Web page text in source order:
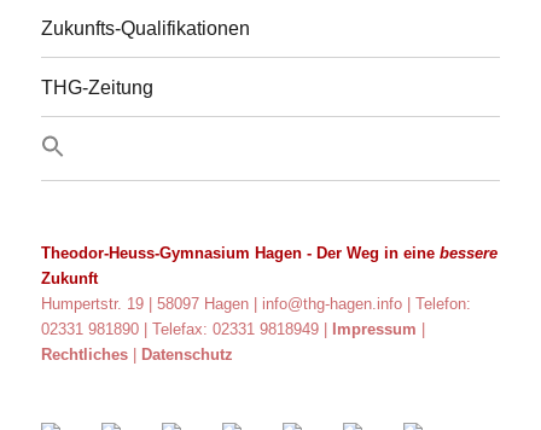
Zukunfts-Qualifikationen
THG-Zeitung
Theodor-Heuss-Gymnasium Hagen - Der Weg in einebessere
Zukunft
Humpertstr. 19 | 58097 Hagen | info@thg-hagen.info
| Telefon:
02331 981890 | Telefax: 02331 9818949 |
Impressum
Rechtliches
Datenschutz